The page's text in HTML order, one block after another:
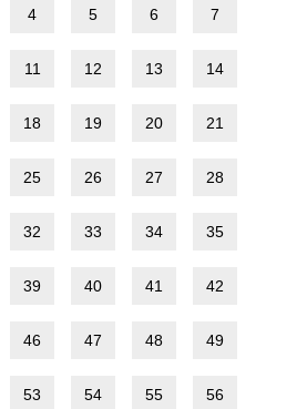
4 5 6 7
11 12 13 14
18 19 20 21
25 26 27 28
32 33 34 35
39 40 41 42
46 47 48 49
53 54 55 56